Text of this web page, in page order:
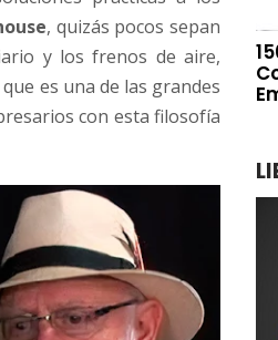
, quizás pocos sepan
y los frenos de aire,
que es una de las grandes
con esta filosofía